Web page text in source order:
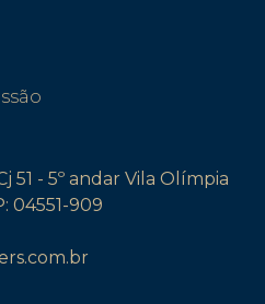
51 - 5º andar Vila Olímpia
04551-909